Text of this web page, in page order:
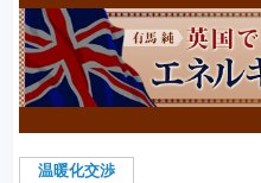
温暖化交渉